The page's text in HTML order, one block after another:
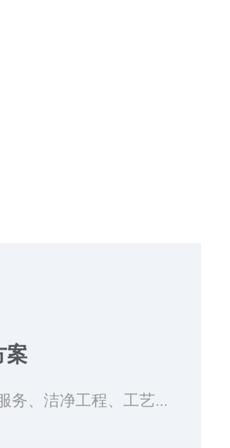
案
务、洁净工程、工艺...